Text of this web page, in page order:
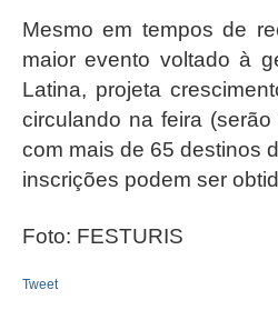
Mesmo em tempos de
maior evento voltado à
Latina, projeta
circulando na feira
com mais de 65 destinos
inscrições podem ser
Foto: FESTURIS
Tweet